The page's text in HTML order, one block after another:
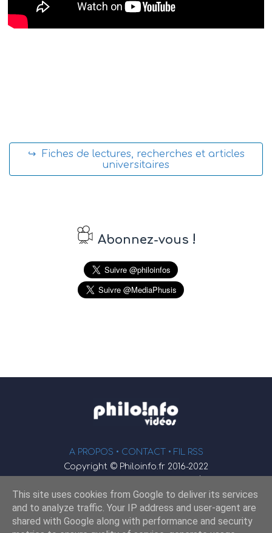
↪ Fiches de lectures, recherches et articles
universitaires
Abonnez-vous !
A PROPOS • CONTACT • FIL RSS
Copyright © Philoinfo.fr 2016-2022
φ
Webmaster : JEND
This site uses cookies from Google to deliver its services
and to analyze traffic. Your IP address and user-agent are
shared with Google along with performance and security